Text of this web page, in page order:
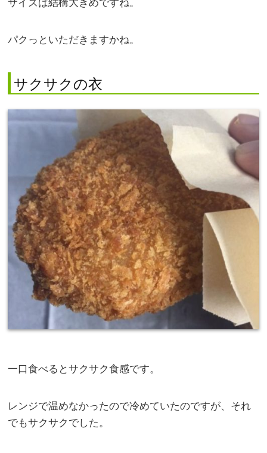
サイズは結構大きめですね。
パクっといただきますかね。
サクサクの衣
一口食べるとサクサク食感です。
レンジで温めなかったので冷めていたのですが、それ
でもサクサクでした。